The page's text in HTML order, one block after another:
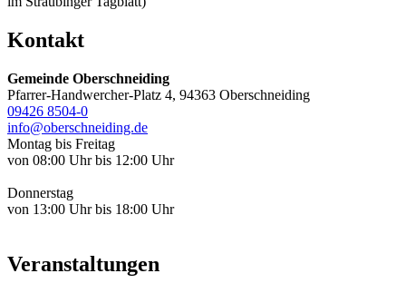
Kontakt
Gemeinde Oberschneiding
Pfarrer-Handwercher-Platz 4, 94363 Oberschneiding
09426 8504-0
info@oberschneiding.de
Montag bis Freitag
von 08:00 Uhr bis 12:00 Uhr
Donnerstag
von 13:00 Uhr bis 18:00 Uhr
Veranstaltungen